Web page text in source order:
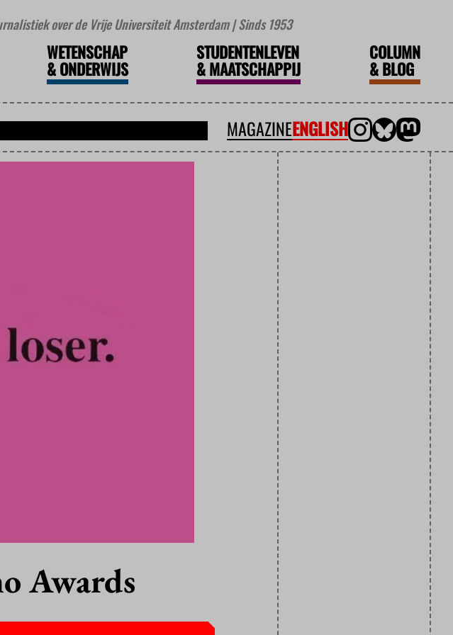
over de Vrije Universiteit Amsterdam | Sinds 1953
WETENSCHAP
&ONDERWIJS
STUDENTENLEVEN
&MAATSCHAPPIJ
COLUMN
&BLOG
MAGAZINEENGLISH
Awards